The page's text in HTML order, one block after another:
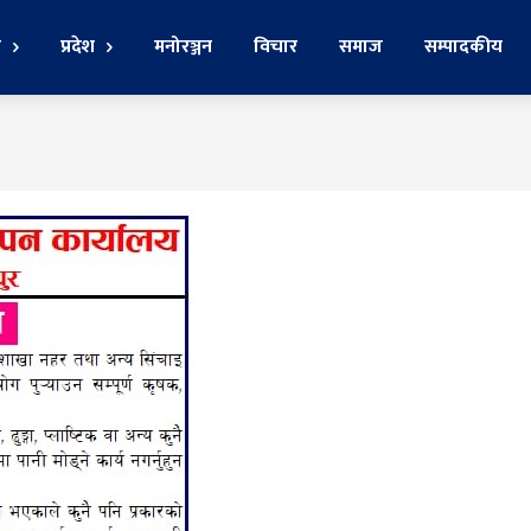
प्रदेश मनोरञ्जन विचार समाज सम्पादकीय